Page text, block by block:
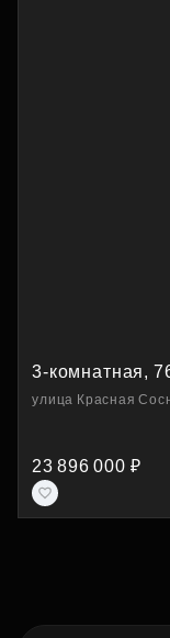
3-комнатная,
улица Красная
23 896 000 ₽